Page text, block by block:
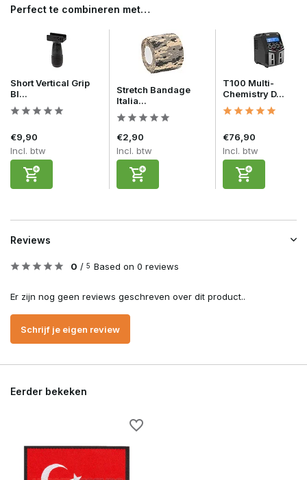
Perfect te combineren met…
Short Vertical Grip
Bl...
€9,90
Incl. btw
Stretch Bandage
Italia...
€2,90
Incl. btw
T100 Multi-
Chemistry D...
€76,90
Incl. btw
Reviews
0 / 5 Based on 0 reviews
Er zijn nog geen reviews geschreven over dit product..
Schrijf je eigen review
Eerder bekeken